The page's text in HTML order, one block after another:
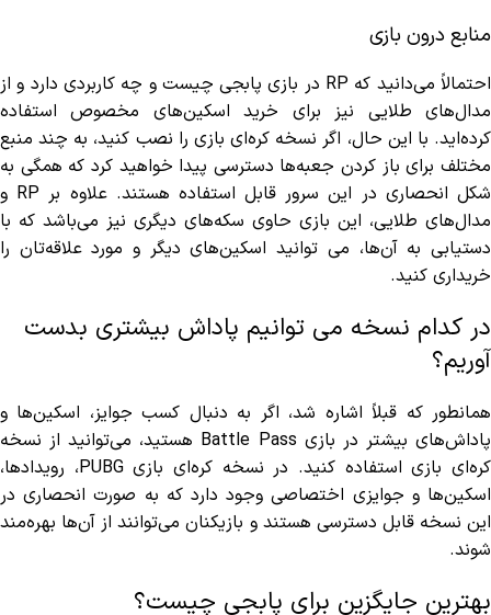
منابع درون بازی
احتمالاً می‌دانید که RP در بازی پابجی چیست و چه کاربردی دارد و از
مدال‌های طلایی نیز برای خرید اسکین‌های مخصوص استفاده
کرده‌اید. با این حال، اگر نسخه کره‌ای بازی را نصب کنید، به چند منبع
مختلف برای باز کردن جعبه‌ها دسترسی پیدا خواهید کرد که همگی به
شکل انحصاری در این سرور قابل استفاده هستند. علاوه بر RP و
مدال‌های طلایی، این بازی‌ حاوی سکه‌های دیگری نیز می‌باشد که با
دستیابی به آن‌ها، می توانید اسکین‌های دیگر و مورد علاقه‌تان را
خریداری کنید.
در کدام نسخه می توانیم پاداش بیشتری بدست
آوریم؟
همانطور که قبلاً اشاره شد، اگر به دنبال کسب جوایز، اسکین‌ها و
پاداش‌های بیشتر در بازی Battle Pass هستید، می‌توانید از نسخه
کره‌ای بازی استفاده کنید. در نسخه کره‌ای بازی PUBG، رویدادها،
اسکین‌ها و جوایزی اختصاصی وجود دارد که به صورت انحصاری در
این نسخه قابل دسترسی هستند و بازیکنان می‌توانند از آن‌ها بهره‌مند
شوند.
بهترین جایگزین برای پابجی چیست؟